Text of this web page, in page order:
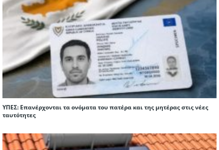
ΥΠΕΣ: Επανέρχονται τα ονόματα του πατέρα και της μητέρας στις νέες
ταυτότητες